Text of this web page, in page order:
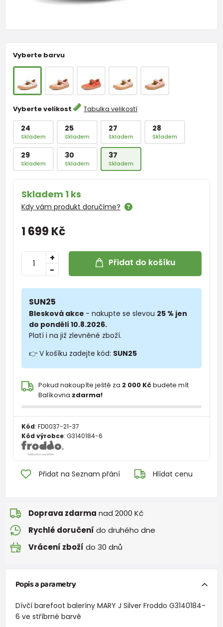
Vyberte barvu
Vyberte velikost Tabulka velikostí
24
Skladem
25
Skladem
27
Skladem
28
Skladem
29
Skladem
30
Skladem
37
Skladem
Skladem 1 ks
Kdy vám produkt doručíme?
1 699 Kč
-
+ Přidat do košíku
SUN25
Blesková akce - nakupte se slevou 25 % jen
do pondělí 10.8.2026.
Platí i na již zlevněné zboží.
👉 V košíku zadejte kód: SUN25
Pokud nakoupíte ještě za 2 000 Kčbudete mít
Balíkovna zdarma!
Kód: FD0037-21-37
Kód výrobce: G3140184-6
Přidat na Seznam přání Hlídat cenu
Doprava zdarma nad 2000 Kč
Rychlé doručení do druhého dne
Vrácení zboží do 30 dnů
Popis a parametry
Dívčí barefoot baleríny MARY J Silver Froddo G3140184-
6 ve stříbrné barvě